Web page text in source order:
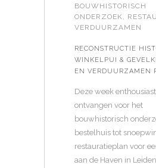
BOUWHISTORISCH
ONDERZOEK
VERDUURZAMEN
RECONSTRUCTIE
WINKELPUI &
EN VERDUURZAMEN
Deze week
ontvangen voor het
bouwhistorisch
bestelhuis tot
restauratieplan voor
aan de Haven in